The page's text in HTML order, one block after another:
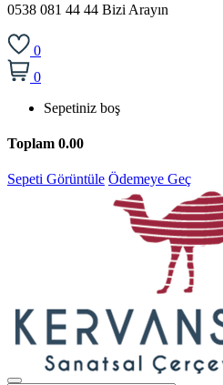
0538 081 44 44 Bizi Arayın
0
0
Sepetiniz boş
Toplam 0.00
Sepeti Görüntüle Ödemeye Geç